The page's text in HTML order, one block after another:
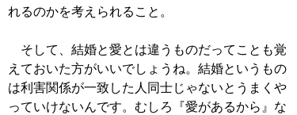
れるのかを考えられること。
そして、結婚と愛とは違うものだってことも覚
えておいた方がいいでしょうね。結婚というもの
は利害関係が一致した人同士じゃないとうまくや
っていけないんです。むしろ『愛があるから』な